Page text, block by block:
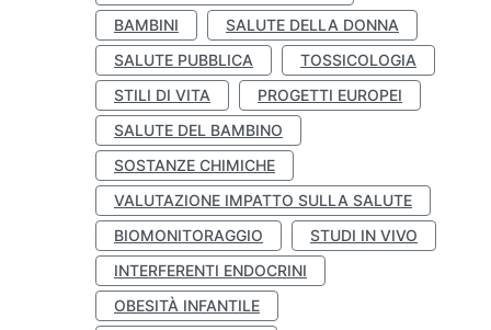
BAMBINI
SALUTE DELLA DONNA
SALUTE PUBBLICA
TOSSICOLOGIA
STILI DI VITA
PROGETTI EUROPEI
SALUTE DEL BAMBINO
SOSTANZE CHIMICHE
VALUTAZIONE IMPATTO SULLA SALUTE
BIOMONITORAGGIO
STUDI IN VIVO
INTERFERENTI ENDOCRINI
OBESITÀ INFANTILE